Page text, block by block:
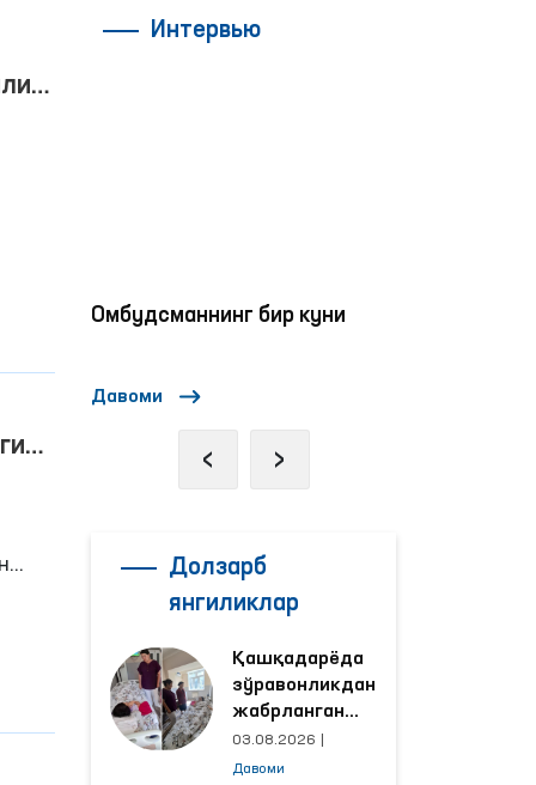
Интервью
Омбудсманнинг бир куни
Давоми
‹ ›
Долзарб
янгиликлар
Қашқадарёда
зўравонликдан
жабрланган
аёлнинг ҳолати
Омбудсман
03.08.2026
Давоми